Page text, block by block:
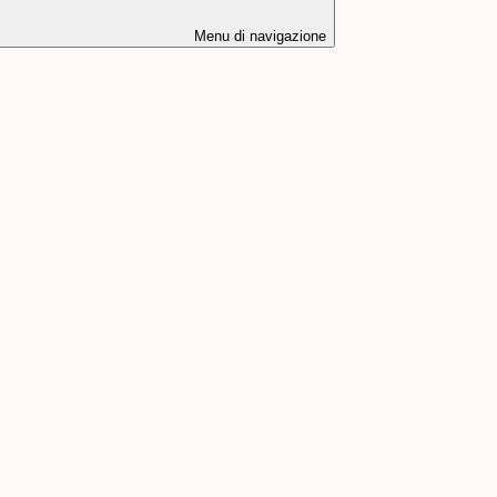
Menu di navigazione